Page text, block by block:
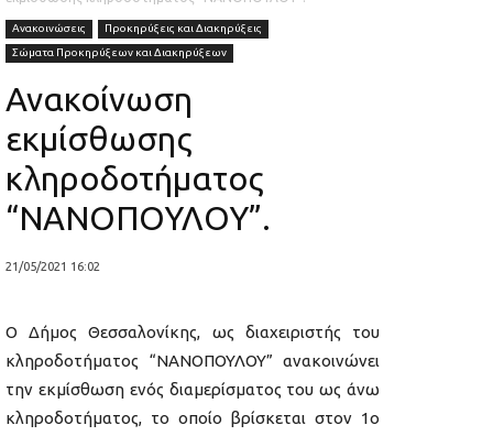
Ανακοινώσεις
Προκηρύξεις και Διακηρύξεις
Σώματα Προκηρύξεων και Διακηρύξεων
Ανακοίνωση
εκμίσθωσης
κληροδοτήματος
“ΝΑΝΟΠΟΥΛΟΥ”.
21/05/2021 16:02
Ο Δήμος Θεσσαλονίκης, ως διαχειριστής του
κληροδοτήματος “ΝΑΝΟΠΟΥΛΟΥ” ανακοινώνει
την εκμίσθωση ενός διαμερίσματος του ως άνω
κληροδοτήματος, το οποίο βρίσκεται στον 1ο